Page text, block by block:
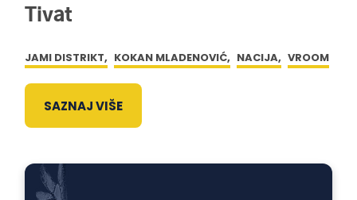
Tivat
JAMI DISTRIKT, KOKAN MLADENOVIĆ, NACIJA, VROOM
SAZNAJ VIŠE